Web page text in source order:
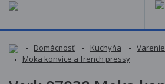
Domácnosť Kuchyňa
Varenie
Moka konvice a french pressy